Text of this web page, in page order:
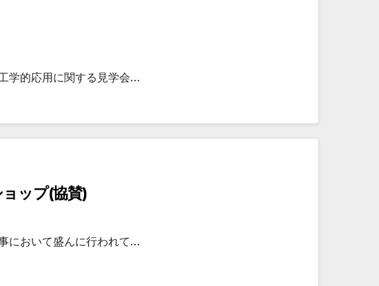
学的応用に関する見学会…
ップ(協賛)
において盛んに行われて…